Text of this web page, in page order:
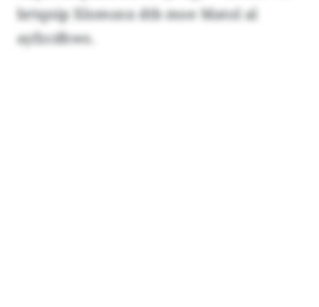
brtqnip Xlomsnx dtb moe Matol al
ayfzcdhws.